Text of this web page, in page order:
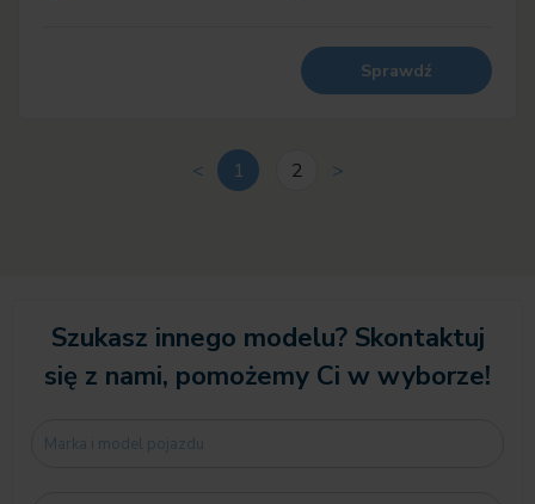
Sprawdź
< 1 2 >
Szukasz innego modelu? Skontaktuj
się z nami, pomożemy Ci w wyborze!